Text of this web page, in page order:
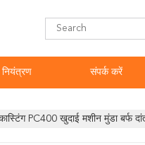
नियंत्रण संपर्क करें
PC400 खुदाई मशीन मुंडा बर्फ